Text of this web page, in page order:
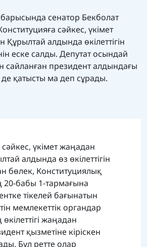
сенатор Бекболат
сәйкес, үкімет
алдында өкілеттігін
еске салды. Депутат осындай
президент алдындағы
қатысты ма деп сұрады.
үкімет жаңадан
алдында өз өкілеттігін
бөлек, Конституциялық
бабы 1-тармағына
тікелей бағынатын
мемлекеттік органдар
жаңадан
қызметіне кіріскен
Бұл ретте олар